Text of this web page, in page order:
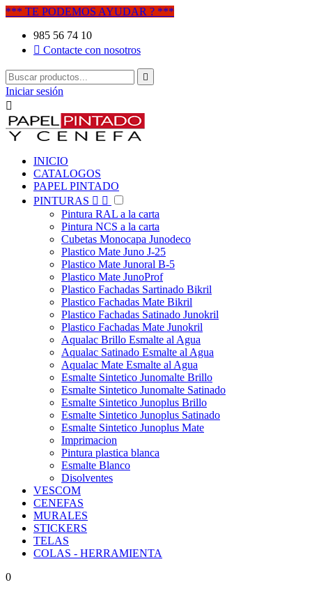
*** TE PODEMOS AYUDAR ? ***
985 56 74 10
 Contacte con nosotros

Iniciar sesión

INICIO
CATALOGOS
PAPEL PINTADO
PINTURAS  
Pintura RAL a la carta
Pintura NCS a la carta
Cubetas Monocapa Junodeco
Plastico Mate Juno J-25
Plastico Mate Junoral B-5
Plastico Mate JunoProf
Plastico Fachadas Sartinado Bikril
Plastico Fachadas Mate Bikril
Plastico Fachadas Satinado Junokril
Plastico Fachadas Mate Junokril
Aqualac Brillo Esmalte al Agua
Aqualac Satinado Esmalte al Agua
Aqualac Mate Esmalte al Agua
Esmalte Sintetico Junomalte Brillo
Esmalte Sintetico Junomalte Satinado
Esmalte Sintetico Junoplus Brillo
Esmalte Sintetico Junoplus Satinado
Esmalte Sintetico Junoplus Mate
Imprimacion
Pintura plastica blanca
Esmalte Blanco
Disolventes
VESCOM
CENEFAS
MURALES
STICKERS
TELAS
COLAS - HERRAMIENTA
0